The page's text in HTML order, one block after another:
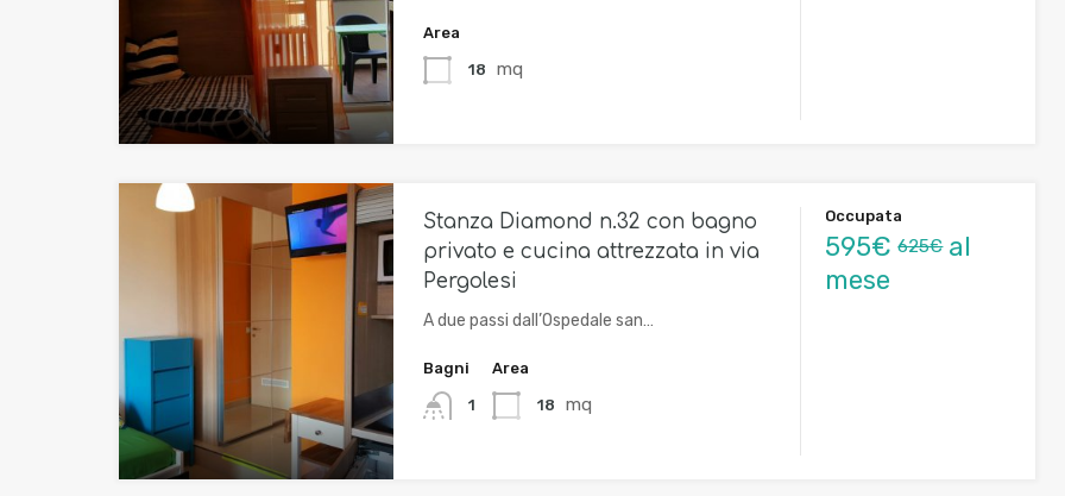
Area
18 mq
Stanza Diamond n.32 con bagno
privato e cucina attrezzata in via
Pergolesi
A due passi dall’Ospedale san…
Bagni
1
Area
18 mq
Occupata
595€ 625€al
mese